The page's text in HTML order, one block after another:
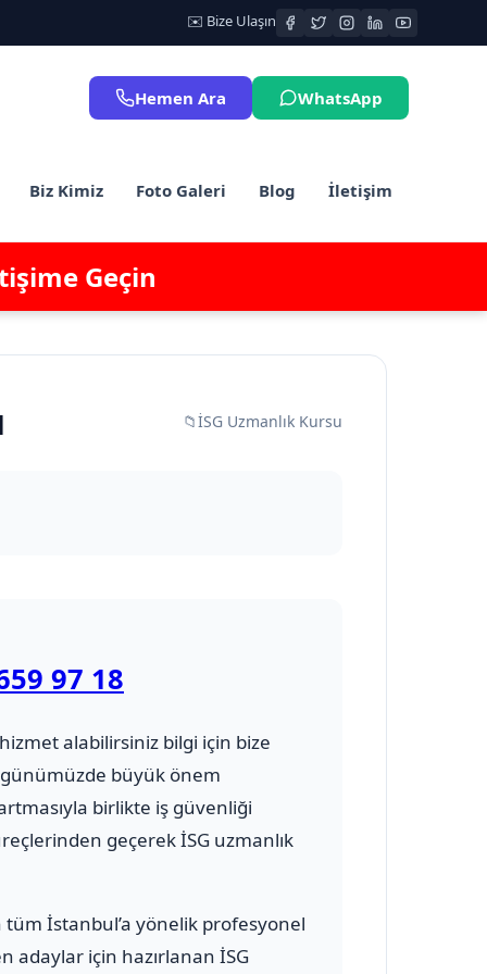
✉️ Bize Ulaşın
Biz Kimiz Foto Galeri Blog İletişim
Hemen Ara WhatsApp
Geçin
📁İSG Uzmanlık Kursu
97 18
alabilirsiniz bilgi için bize
günümüzde büyük önem
birlikte iş güvenliği
geçerek İSG uzmanlık
tüm İstanbul’a yönelik profesyonel
adaylar için hazırlanan İSG